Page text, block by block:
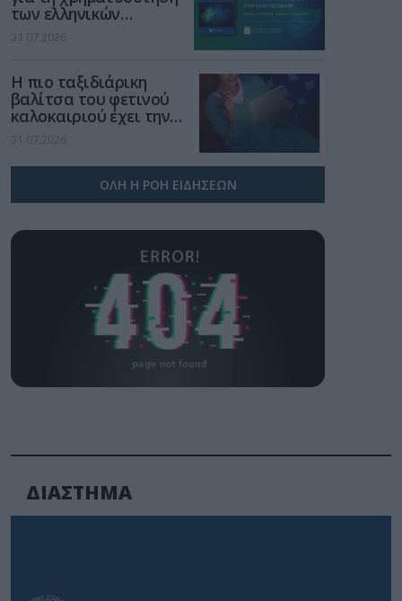
των ελληνικών
επιχειρήσεων στον
χώρο της άμυνας
31.07.2026
Η πιο ταξιδιάρικη
βαλίτσα του φετινού
καλοκαιριού έχει την
υπογραφή της Xiaomi
31.07.2026
ΟΛΗ Η ΡΟΗ ΕΙΔΗΣΕΩΝ
ΔΙΑΣΤΗΜΑ